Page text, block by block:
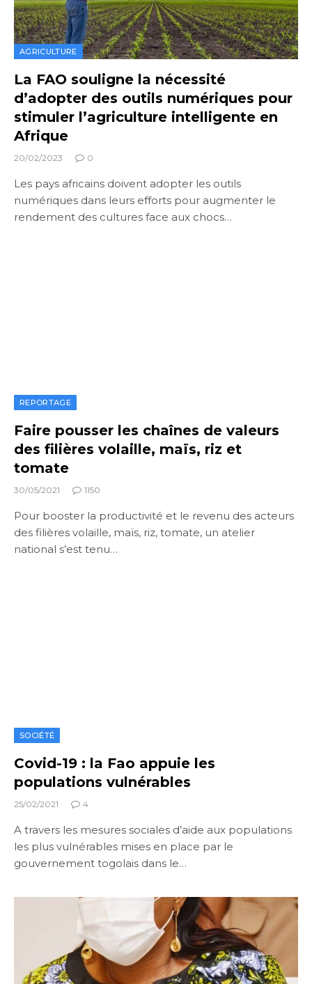
AGRICULTURE
La FAO souligne la nécessité
d’adopter des outils numériques pour
stimuler l’agriculture intelligente en
Afrique
20/02/2023 0
Les pays africains doivent adopter les outils
numériques dans leurs efforts pour augmenter le
rendement des cultures face aux chocs…
REPORTAGE
Faire pousser les chaînes de valeurs
des filières volaille, maïs, riz et
tomate
30/05/2021 1150
Pour booster la productivité et le revenu des acteurs
des filières volaille, maïs, riz, tomate, un atelier
national s’est tenu…
SOCIÉTÉ
Covid-19 : la Fao appuie les
populations vulnérables
25/02/2021 4
A travers les mesures sociales d’aide aux populations
les plus vulnérables mises en place par le
gouvernement togolais dans le…